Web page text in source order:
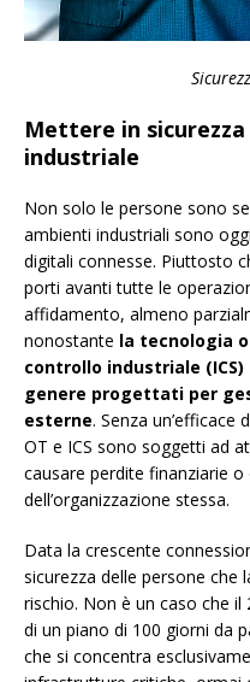
Mettere in
industriale
Non solo le persone sono
ambienti industriali sono
digitali connesse. Piuttosto
porti avanti tutte le
affidamento, almeno
nonostante la tecnologia
controllo industriale
genere progettati per
esterne. Senza
OT e ICS sono soggetti ad
causare perdite finanziarie
dell’organizzazione stessa.
Data la crescente
sicurezza delle persone che
rischio. Non è un caso che il
di un piano di 100 giorni da
che si concentra